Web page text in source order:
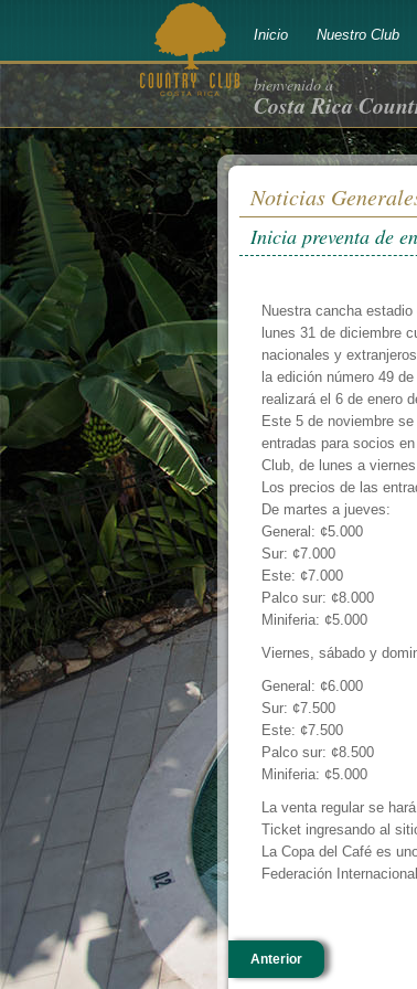
bienvenido a
Costa Rica
Inicio Nuestro Club
Noticias
Inicia preventa de
Nuestra cancha
lunes 31 de diciembre
nacionales y
la edición número 49
realizará el 6 de enero
Este 5 de noviembre
entradas para socios
Club, de lunes a
Los precios de las
De martes a jueves:
General: ¢5.000
Sur: ¢7.000
Este: ¢7.000
Palco sur: ¢8.000
Miniferia: ¢5.000
Viernes, sábado y
General: ¢6.000
Sur: ¢7.500
Este: ¢7.500
Palco sur: ¢8.500
Miniferia: ¢5.000
La venta regular se
Ticket ingresando al
La Copa del Café es
Federación
Anterior